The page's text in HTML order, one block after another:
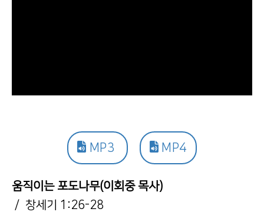
MP3 MP4
움직이는 포도나무(이회중 목사)
/ 창세기 1:26-28